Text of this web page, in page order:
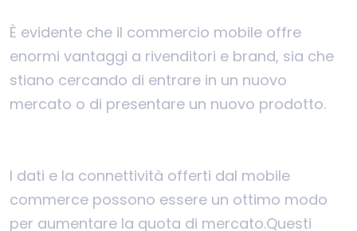
È evidente che il commercio mobile offre
enormi vantaggi a rivenditori e brand, sia che
stiano cercando di entrare in un nuovo
mercato o di presentare un nuovo prodotto.
I dati e la connettività offerti dal mobile
commerce possono essere un ottimo modo
per aumentare la quota di mercato.Questi